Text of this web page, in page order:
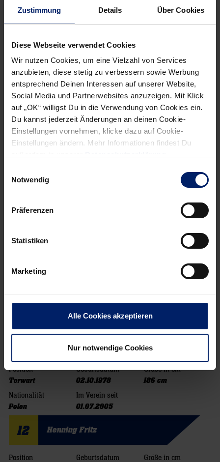
Zustimmung Details Über Cookies
Diese Webseite verwendet Cookies
Wir nutzen Cookies, um eine Vielzahl von Services
anzubieten, diese stetig zu verbessern sowie Werbung
entsprechend Deinen Interessen auf unserer Website,
Social Media und Partnerwebsites anzuzeigen. Mit Klick
auf „OK“ willigst Du in die Verwendung von Cookies ein.
Du kannst jederzeit Änderungen an deinen Cookie-
Einstellungen vornehmen, klicke dazu auf Cookie-
Einstellungen ändern. Mehr Informationen findest Du
Notwendig
Präferenzen
Statistiken
Marketing
Alle Cookies akzeptieren
Nur notwendige Cookies
Position
Torwart
Geburtsdatum
02.10.1978
Größe in cm
186 cm
Nationalität
Polen
Im Verein seit
01.07.2005
12 Henning Fritz
Position
Geburtsdatum
Größe in cm